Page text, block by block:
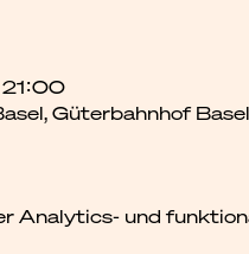
21:00
Güterbahnhof
Analytics- und